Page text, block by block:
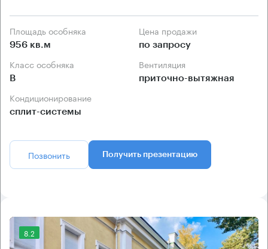
Площадь особняка
956 кв.м
Цена продажи
по запросу
Класс особняка
B
Вентиляция
приточно-вытяжная
Кондиционирование
сплит-системы
Позвонить Получить презентацию
8.2